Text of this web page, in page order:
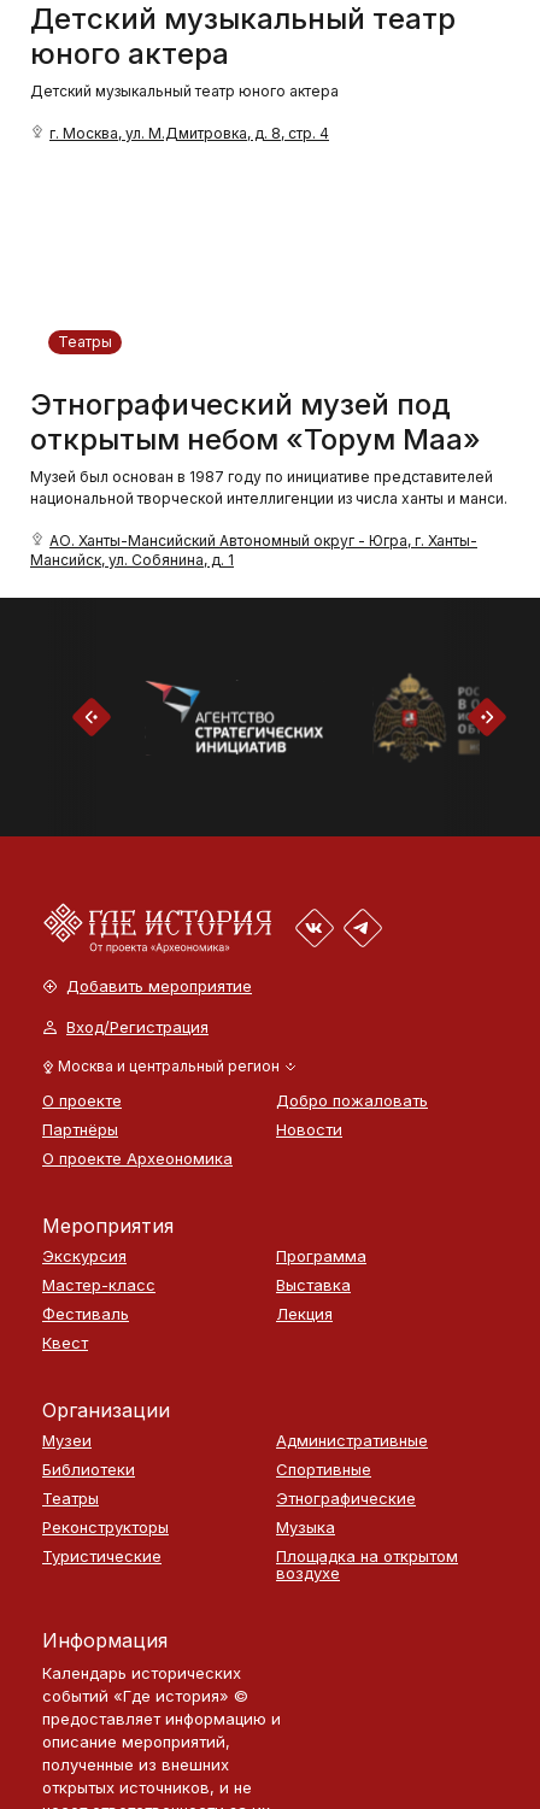
Детский музыкальный театр
юного актера
Детский музыкальный театр юного актера
г. Москва, ул. М.Дмитровка, д. 8, стр. 4
Театры
Этнографический музей под
открытым небом «Торум Маа»
Музей был основан в 1987 году по инициативе представителей
национальной творческой интеллигенции из числа ханты и манси.
АО. Ханты-Мансийский Автономный округ - Югра, г. Ханты-
Мансийск, ул. Собянина, д. 1
Добавить мероприятие
Вход/Регистрация
Москва и центральный регион
О проекте
Добро пожаловать
Партнёры
Новости
О проекте Археономика
Мероприятия
Экскурсия
Программа
Мастер-класс
Выставка
Фестиваль
Лекция
Квест
Организации
Музеи
Административные
Библиотеки
Спортивные
Театры
Этнографические
Реконструкторы
Музыка
Туристические
Площадка на открытом
воздухе
Информация
Календарь исторических
событий «Где история» ©
предоставляет информацию и
описание мероприятий,
полученные из внешних
открытых источников, и не